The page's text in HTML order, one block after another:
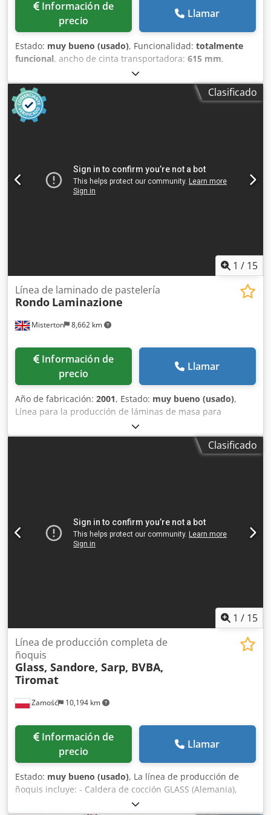
Información de
precio
Llamar
Estado: muy bueno (usado), Funcionalidad: totalmente
funcional, ancho de cinta transportadora: 615 mm,
, longitud total:
anchura de trabajo:700 mm, ancho total:2,500 mm,
altura total:
, Mesa de corte Fritsch Modelo: FT
250/700 con rodillo de corte longitudinal y transversal
cubierta protectora para la herramienta de corte cinta de
Amueha ¡Visite nuestra amplia exposición!
Clasificado
1 / 15
Misterton 8,662 km
Línea de laminado de pastelería
Rondo Laminazione
Información de
precio
Llamar
Año de fabricación: 2001, Estado: muy bueno (usado),
Línea para la producción de láminas de masa para
repostería Rondo Modelo: Laminazione Año 2001,
fabricada en acero inoxidable, longitud total de 7000 mm.
Esta línea consta de una sección de alimentación: cabezal
correspondientes. Cedpeiuzdysfx Amujha
Clasificado
1 / 15
Zamość 10,194 km
Línea de producción completa de
ñoquis
Glass, Sandore, Sarp, BVBA,
Tiromat
Información de
precio
Llamar
Estado: muy bueno (usado), La línea de producción de
ñoquis incluye: - Caldera de cocción GLASS (Alemania),
modelo PRO-3, de 500 litros de capacidad, con apertura,